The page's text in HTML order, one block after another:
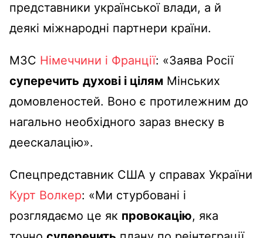
представники української влади, а й
деякі міжнародні партнери країни.
МЗС Німеччини і Франції: «Заява Росії
суперечить духові і цілям Мінських
домовленостей. Воно є протилежним до
нагально необхідного зараз внеску в
деескалацію».
Спецпредставник США у справах України
Курт Волкер: «Ми стурбовані і
розглядаємо це як провокацію, яка